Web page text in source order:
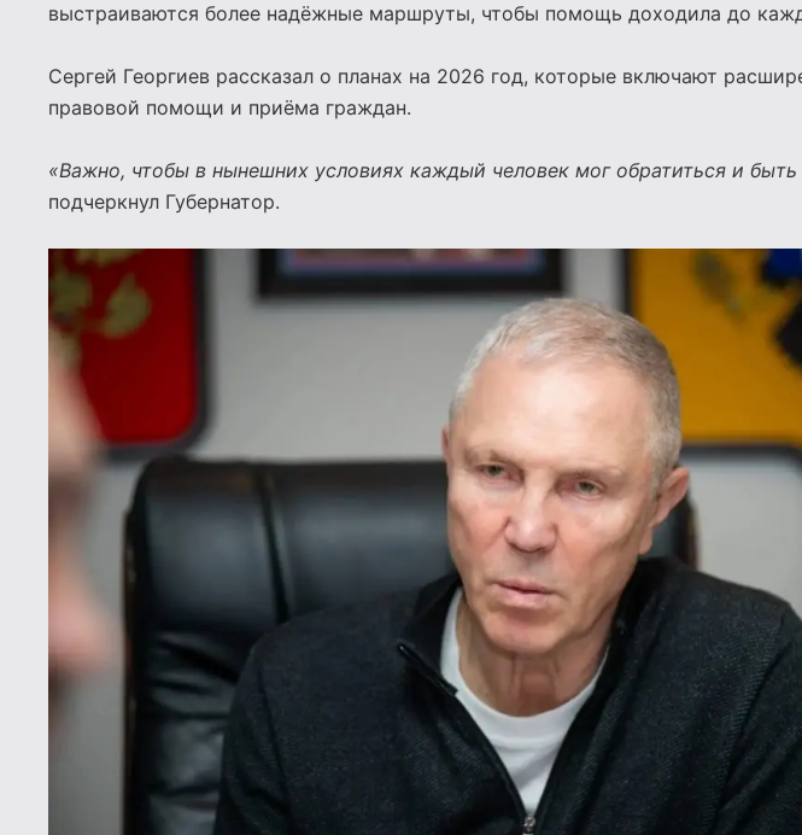
выстраиваются более надёжные маршруты, чтобы помощь доходила до
Сергей Георгиев рассказал о планах на 2026 год, которые включают
правовой помощи и приёма граждан.
«Важно, чтобы в нынешних условиях каждый человек мог обратиться и
подчеркнул Губернатор.